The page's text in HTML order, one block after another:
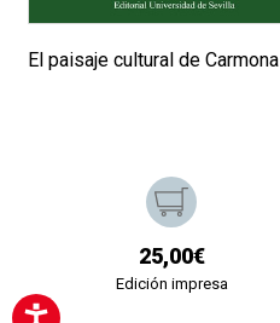
El paisaje cultural de Carmona
25,00€
Edición impresa